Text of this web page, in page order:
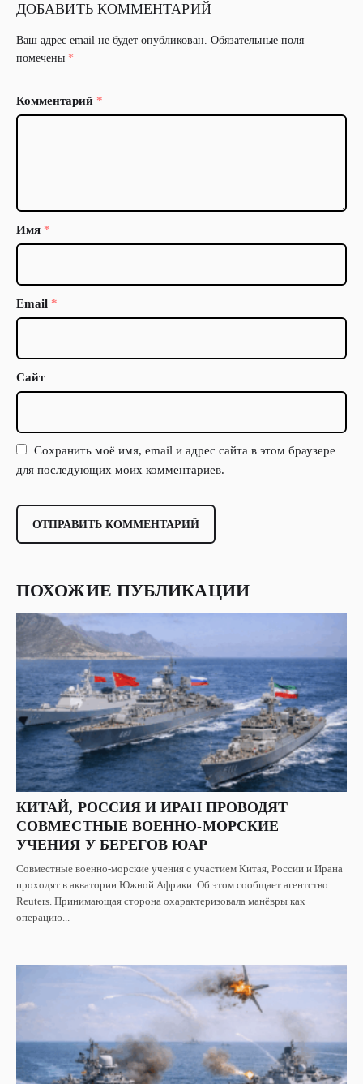
ДОБАВИТЬ КОММЕНТАРИЙ
Ваш адрес email не будет опубликован. Обязательные поля
помечены *
Комментарий *
Имя *
Email *
Сайт
Сохранить моё имя, email и адрес сайта в этом браузере
для последующих моих комментариев.
ПОХОЖИЕ ПУБЛИКАЦИИ
КИТАЙ, РОССИЯ И ИРАН ПРОВОДЯТ
СОВМЕСТНЫЕ ВОЕННО-МОРСКИЕ
УЧЕНИЯ У БЕРЕГОВ ЮАР
Совместные военно-морские учения с участием Китая, России и Ирана
проходят в акватории Южной Африки. Об этом сообщает агентство
Reuters. Принимающая сторона охарактеризовала манёвры как
операцию...